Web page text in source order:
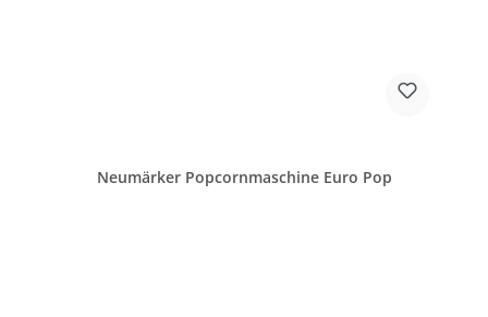
Neumärker Popcornmaschine Euro Pop